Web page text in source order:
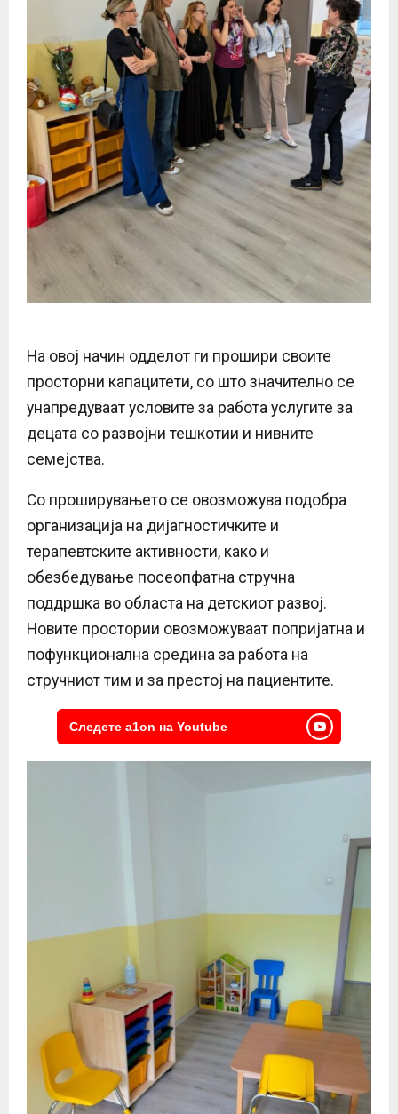
На овој начин одделот ги прошири своите
просторни капацитети, со што значително се
унапредуваат условите за работа услугите за
децата со развојни тешкотии и нивните
семејства.
Со проширувањето се овозможува подобра
организација на дијагностичките и
терапевтските активности, како и
обезбедување посеопфатна стручна
поддршка во областа на детскиот развој.
Новите простории овозможуваат попријатна и
пофункционална средина за работа на
стручниот тим и за престој на пациентите.
Следете a1on на Youtube